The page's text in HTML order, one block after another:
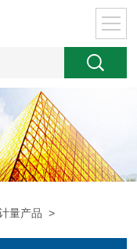
量产品 >